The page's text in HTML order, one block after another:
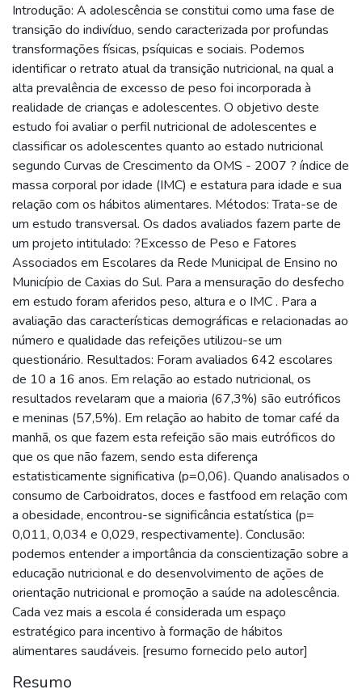
Introdução: A adolescência se constitui como uma fase de
transição do indivíduo, sendo caracterizada por profundas
transformações físicas, psíquicas e sociais. Podemos
identificar o retrato atual da transição nutricional, na qual a
alta prevalência de excesso de peso foi incorporada à
realidade de crianças e adolescentes. O objetivo deste
estudo foi avaliar o perfil nutricional de adolescentes e
classificar os adolescentes quanto ao estado nutricional
segundo Curvas de Crescimento da OMS - 2007 ? índice de
massa corporal por idade (IMC) e estatura para idade e sua
relação com os hábitos alimentares. Métodos: Trata-se de
um estudo transversal. Os dados avaliados fazem parte de
um projeto intitulado: ?Excesso de Peso e Fatores
Associados em Escolares da Rede Municipal de Ensino no
Município de Caxias do Sul. Para a mensuração do desfecho
em estudo foram aferidos peso, altura e o IMC . Para a
avaliação das características demográficas e relacionadas ao
número e qualidade das refeições utilizou-se um
questionário. Resultados: Foram avaliados 642 escolares
de 10 a 16 anos. Em relação ao estado nutricional, os
resultados revelaram que a maioria (67,3%) são eutróficos
e meninas (57,5%). Em relação ao habito de tomar café da
manhã, os que fazem esta refeição são mais eutróficos do
que os que não fazem, sendo esta diferença
estatisticamente significativa (p=0,06). Quando analisados o
consumo de Carboidratos, doces e fastfood em relação com
a obesidade, encontrou-se significância estatística (p=
0,011, 0,034 e 0,029, respectivamente). Conclusão:
podemos entender a importância da conscientização sobre a
educação nutricional e do desenvolvimento de ações de
orientação nutricional e promoção a saúde na adolescência.
Cada vez mais a escola é considerada um espaço
estratégico para incentivo à formação de hábitos
alimentares saudáveis. [resumo fornecido pelo autor]
Resumo